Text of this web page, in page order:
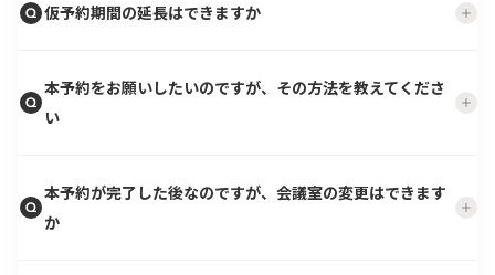
仮予約期間の延長はできますか
本予約をお願いしたいのですが、その方法を教えてくださ
い
本予約が完了した後なのですが、会議室の変更はできます
か